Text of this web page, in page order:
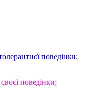
поведінки;
поведінки;